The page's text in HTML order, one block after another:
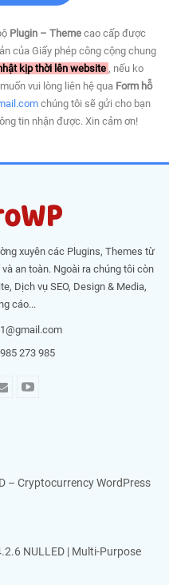
Plugin – Theme cao cấp được
của Giấy phép công cộng chung
kịp thời lên website , nếu ko
vui lòng liên hệ qua Form hỗ
chúng tôi sẽ gửi cho bạn
tin nhận được. Xin cảm ơn!
xuyên các Plugins, Themes từ
an toàn. Ngoài ra chúng tôi còn
Dịch vụ SEO, Design & Media,
cáo...
273 985
– Cryptocurrency WordPress
NULLED | Multi-Purpose